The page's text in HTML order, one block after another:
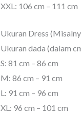
XXL: 106 cm – 111 cm
Ukuran Dress
Ukuran dada (dalam
S: 81 cm – 86 cm
M: 86 cm – 91 cm
L: 91 cm – 96 cm
XL: 96 cm – 101 cm